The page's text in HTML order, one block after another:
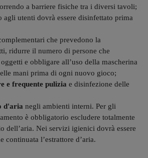
a barriere fisiche tra i diversi tavoli;
utenti dovrà essere disinfettato prima
che prevedono la
ridurre il numero di persone che
e obbligare all’uso della mascherina
mani prima di ogni nuovo gioco;
e frequente pulizia e disinfezione delle
d'aria negli ambienti interni. Per gli
è obbligatorio escludere totalmente
dell’aria. Nei servizi igienici dovrà essere
continuata l’estrattore d’aria.